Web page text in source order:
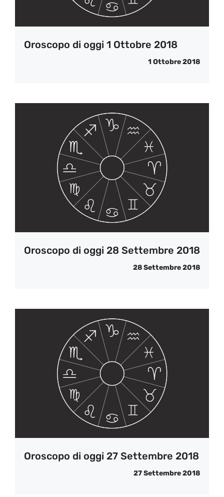
Oroscopo di oggi 1 Ottobre 2018
1 Ottobre 2018
Oroscopo di oggi 28 Settembre 2018
28 Settembre 2018
Oroscopo di oggi 27 Settembre 2018
27 Settembre 2018